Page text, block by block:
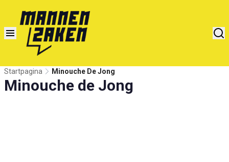
Startpagina Minouche De Jong
Minouche de Jong